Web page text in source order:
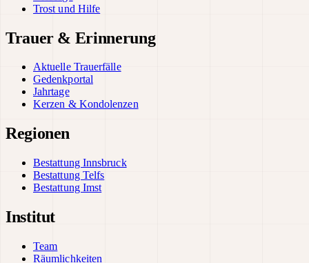
Trost und Hilfe
Trauer & Erinnerung
Aktuelle Trauerfälle
Gedenkportal
Jahrtage
Kerzen & Kondolenzen
Regionen
Bestattung Innsbruck
Bestattung Telfs
Bestattung Imst
Institut
Team
Räumlichkeiten